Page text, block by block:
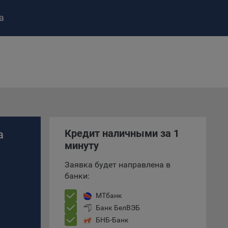
и
–
Кредит наличными за 1
минуту
Заявка будет направлена в
банки:
МТбанк
Банк БелВЭБ
БНБ-Банк